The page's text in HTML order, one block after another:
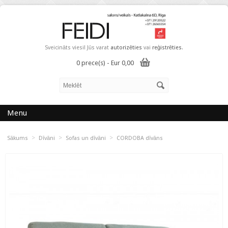
Sveicināts viesi! Jūs varat autorizēties vai reģistrēties.
0 prece(s) - Eur 0,00
Menu
Sākums > Dīvāni > Sofas un dīvāni > CORDOBA dīvāns